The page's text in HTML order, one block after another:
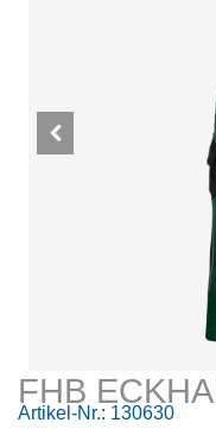
FHB
Artikel-Nr.: 130630